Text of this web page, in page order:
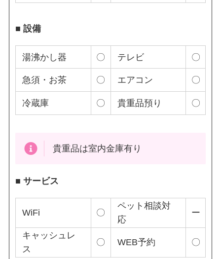
■ 設備
湯沸かし器 〇 テレビ 〇
急須・お茶 〇 エアコン 〇
冷蔵庫 〇 貴重品預り 〇
貴重品は室内金庫有り
■ サービス
WiFi 〇
ペット相談対
応
ー
キャッシュレ
ス
〇 WEB予約 〇